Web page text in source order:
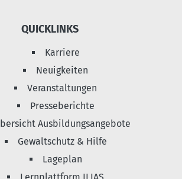
QUICKLINKS
Karriere
Neuigkeiten
Veranstaltungen
Presseberichte
Ausbildungsangebote
Gewaltschutz & Hilfe
Lageplan